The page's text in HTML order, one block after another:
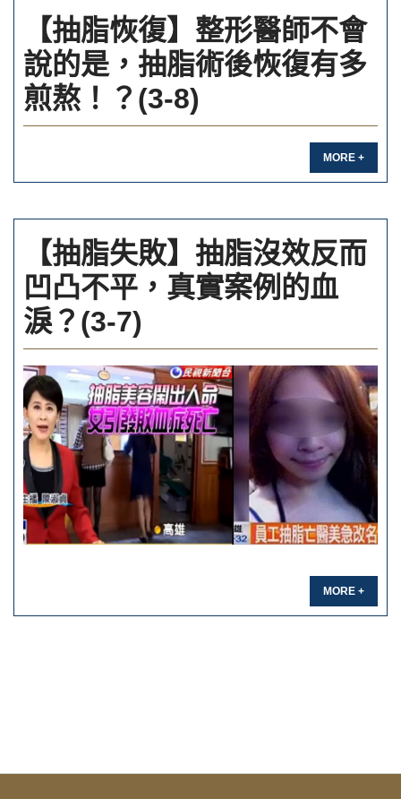
【抽脂恢復】整形醫師不會
說的是，抽脂術後恢復有多
煎熬！？(3-8)
MORE +
【抽脂失敗】抽脂沒效反而
凹凸不平，真實案例的血
淚？(3-7)
MORE +